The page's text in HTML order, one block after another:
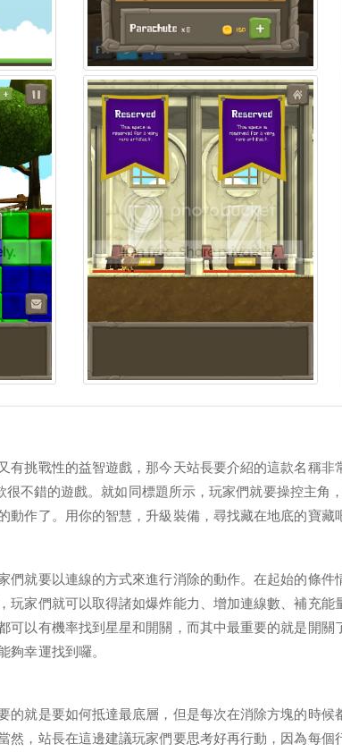
有挑戰性的益智遊戲，那今天站長要介紹的這款名稱
很不錯的遊戲。就如同標題所示，玩家們就要操控主角
動作了。用你的智慧，升級裝備，尋找藏在地底的寶藏
們就要以連線的方式來進行消除的動作。在起始的條
玩家們就可以取得諸如爆炸能力、增加連線數、補充
可以有機率找到星星和開關，而其中最重要的就是開
夠幸運找到囉。
的就是要如何抵達最底層，但是每次在消除方塊的時
然，站長在這邊建議玩家們要思考好再行動，因為每